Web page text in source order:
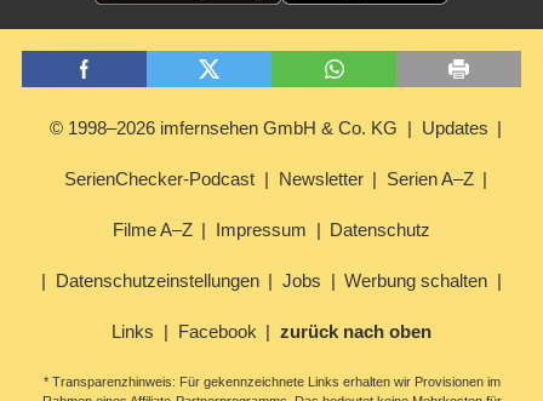
© 1998–2026 imfernsehen GmbH & Co. KG Updates
SerienChecker-Podcast Newsletter Serien A–Z
Filme A–Z Impressum Datenschutz
Datenschutzeinstellungen Jobs Werbung schalten
Links Facebook zurück nach oben
* Transparenzhinweis: Für gekennzeichnete Links erhalten wir Provisionen im